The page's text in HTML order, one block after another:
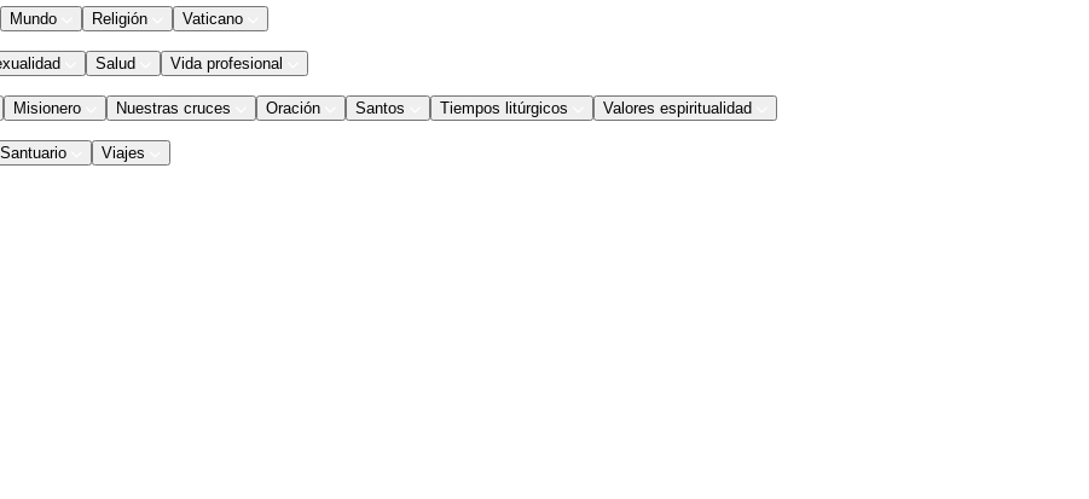
Mundo Religión Vaticano
Salud Vida profesional
Misionero Nuestras cruces Oración Santos Tiempos litúrgicos Valores espiritualidad
Santuario Viajes